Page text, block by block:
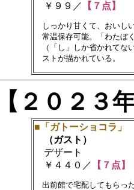
￥９９／
【７点】
しっかり甘くて、おいし
常温保存可能。「わたぼ
（「し」しか省かれてな
【２０２
■「ガトーショコラ」
（ガスト）
デザート
￥４４０／
【７点】
出前館で宅配してもらっ